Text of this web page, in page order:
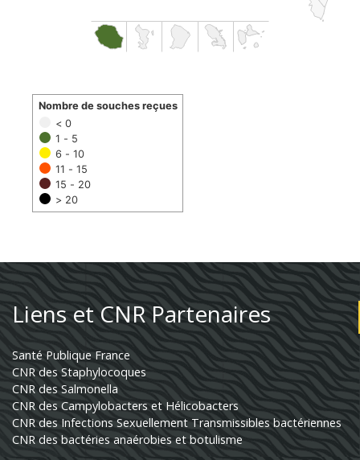
< 0
1 - 5
6 - 10
11 - 15
15 - 20
> 20
Nombre de souches reçues
Liens et CNR Partenaires
Santé Publique France
CNR des Staphylocoques
CNR des Salmonella
CNR des Campylobacters et Hélicobacters
CNR des Infections Sexuellement Transmissibles bactériennes
CNR des bactéries anaérobies et botulisme